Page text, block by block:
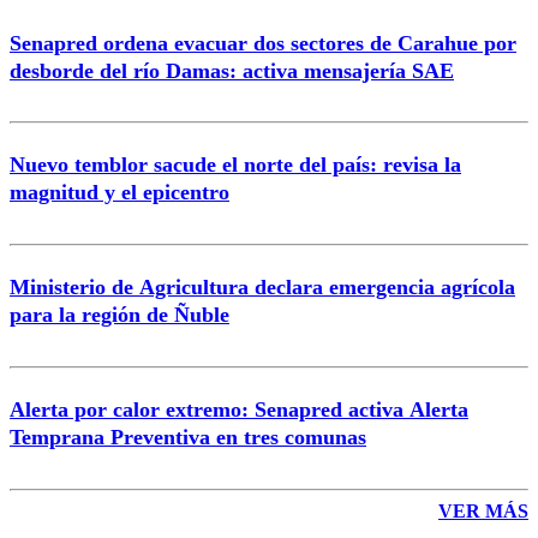
Correo
Senapred ordena evacuar dos sectores de Carahue por
desborde del río Damas: activa mensajería SAE
Nuevo temblor sacude el norte del país: revisa la
magnitud y el epicentro
Ministerio de Agricultura declara emergencia agrícola
para la región de Ñuble
Alerta por calor extremo: Senapred activa Alerta
Temprana Preventiva en tres comunas
VER MÁS